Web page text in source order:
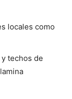
locales como
techos de